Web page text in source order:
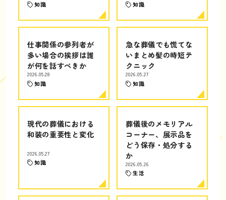
知識 知識
仕事関係の参列者が
多い場合の挨拶は誰
が何を話すべきか
2026.05.28
知識
急な葬儀でも慌てな
いまとめ髪の時短テ
クニック
2026.05.27
知識
現代の葬儀における
和装の重要性と変化
2026.05.27
知識
葬儀後のメモリアル
コーナー、展示品を
どう保存・処分する
か
2026.05.26
生活